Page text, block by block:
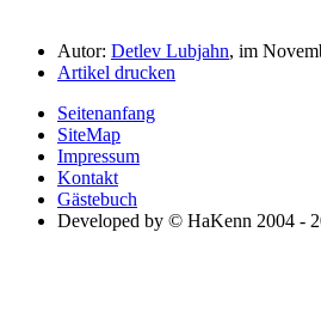
Autor: Detlev Lubjahn, im
Artikel drucken
Seitenanfang
SiteMap
Impressum
Kontakt
Gästebuch
Developed by © HaKenn 2004 -